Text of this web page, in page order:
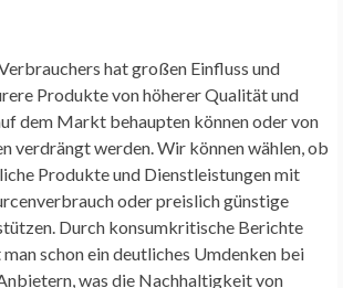
hat großen Einfluss und
Produkte von höherer Qualität und
dem Markt behaupten können oder von
verdrängt werden. Wir können wählen, ob
Produkte und Dienstleistungen mit
oder preislich günstige
Durch konsumkritische Berichte
schon ein deutliches Umdenken bei
was die Nachhaltigkeit von